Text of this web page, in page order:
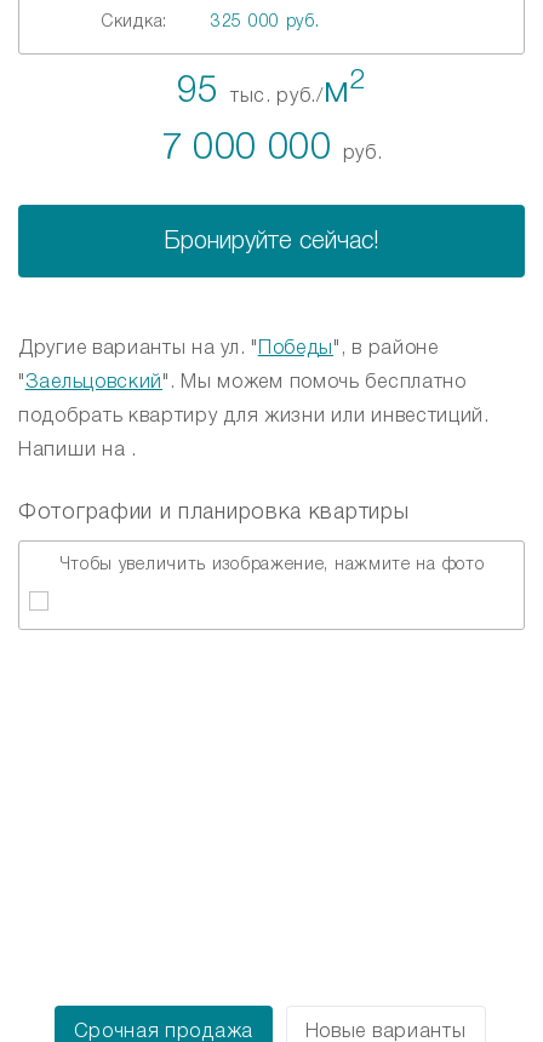
Скидка: 325 000 руб.
95 тыс. руб./м2
7 000 000 руб.
Бронируйте сейчас!
Другие варианты на ул. " Победы ", в районе
" Заельцовский ". Мы можем помочь бесплатно
подобрать квартиру для жизни или инвестиций.
Напиши на .
Фотографии и планировка квартиры
Чтобы увеличить изображение, нажмите на фото
Срочная продажа Новые варианты